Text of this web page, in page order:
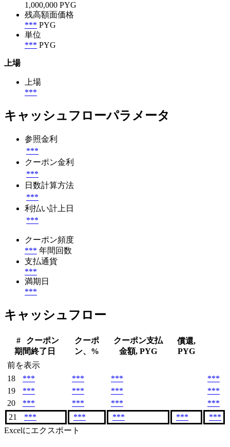
1,000,000 PYG
残高額面価格
*** PYG
単位
*** PYG
上場
上場
***
キャッシュフローパラメータ
参照金利
***
クーポン金利
***
日数計算方法
***
利払い計上日
***
クーポン頻度
*** 年間回数
支払通貨
***
満期日
***
キャッシュフロー
#
クーポン
期間終了日
クーポ
ン、%
クーポン支払
金額, PYG
償還,
PYG
前を表示
18
*** *** ***
***
19
*** *** ***
***
20
*** *** ***
***
21
*** *** *** ***
***
Excelにエクスポート